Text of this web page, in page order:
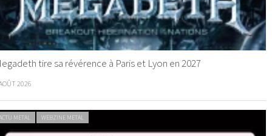
tire sa révérence à Paris et Lyon en 2027
2026
METAL WEBZINE METAL